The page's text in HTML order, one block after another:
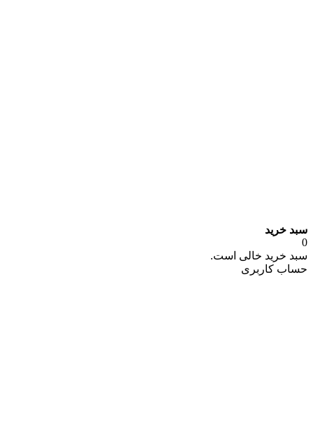
سبد خرید
0
سبد خرید خالی است.
حساب کاربری